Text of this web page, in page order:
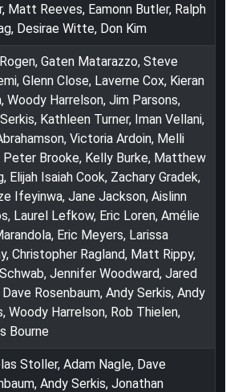
Matt Reeves, Eamonn Butler, Ralph
Desirae Witte, Don Kim
Gaten Matarazzo, Steve
Glenn Close, Laverne Cox, Kieran
Woody Harrelson, Jim Parsons,
Kathleen Turner, Iman Vellani,
Victoria Ardoin, Melli
Peter Brooke, Kelly Burke, Matthew
Elijah Isaiah Cook, Zachary Gradek,
Ifeyinwa, Jane Jackson, Aislinn
Laurel Lefkow, Eric Loren, Amélie
Eric Meyers, Larissa
Christopher Ragland, Matt Rippy,
Jennifer Woodward, Jared
Dave Rosenbaum, Andy Serkis, Andy
Woody Harrelson, Rob Thielen,
Bourne
Stoller, Adam Nagle, Dave
Andy Serkis, Jonathan